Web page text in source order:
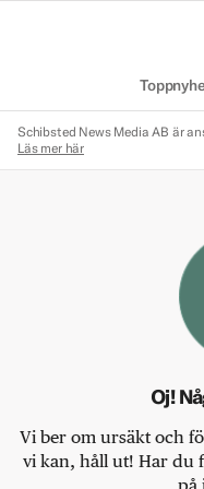
Schibsted News Media AB är
Läs mer här
Oj!
Vi ber om ursäkt och
vi kan, håll ut! Har du